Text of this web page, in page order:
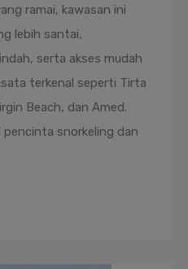
ramai, kawasan ini
lebih santai,
serta akses mudah
terkenal seperti Tirta
Beach, dan Amed.
pencinta snorkeling dan